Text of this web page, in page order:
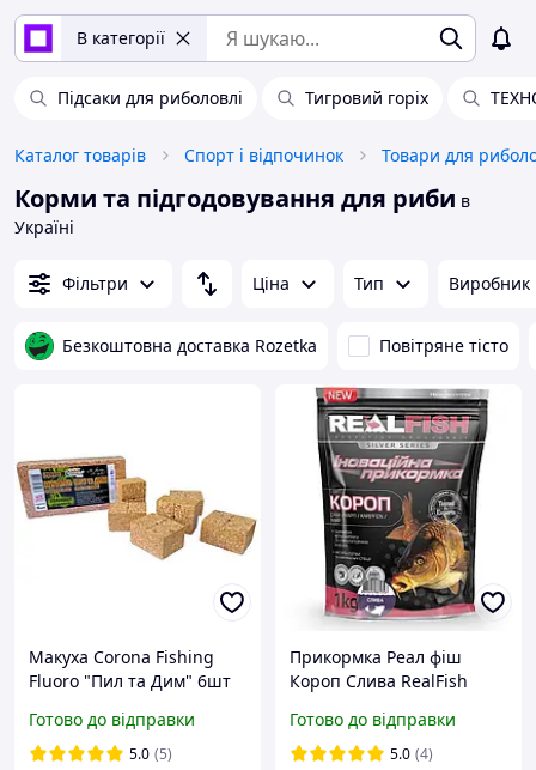
В категорії
Підсаки для риболовлі Тигровий горіх
Каталог товарів Спорт і відпочинок Товари для
Корми та підгодовування для риби в
Україні
Фільтри Ціна Тип Виробник
Безкоштовна доставка Rozetka Повітряне тісто
Макуха Corona Fishing
Fluoro "Пил та Дим" 6шт
Готово до відправки
5.0 (5)
Прикормка Реал фіш
Короп Слива RealFish
Готово до відправки
5.0 (4)